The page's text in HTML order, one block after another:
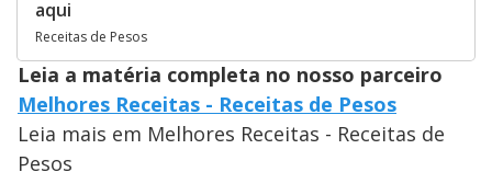
aqui
Receitas de Pesos
Leia a matéria completa no nosso parceiro
Melhores Receitas - Receitas de Pesos
Leia mais em Melhores Receitas - Receitas de
Pesos